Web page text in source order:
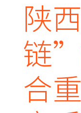
陕
链”
合